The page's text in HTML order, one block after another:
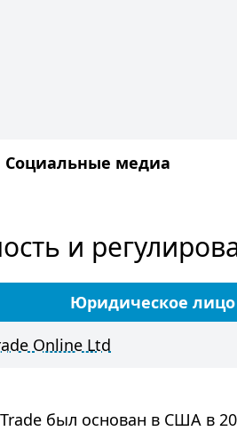
Социальные медиа
и
Юридическое лицо
Online Ltd
был основан в США в